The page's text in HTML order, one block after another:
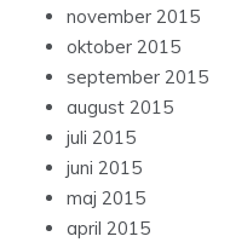
november 2015
oktober 2015
september 2015
august 2015
juli 2015
juni 2015
maj 2015
april 2015